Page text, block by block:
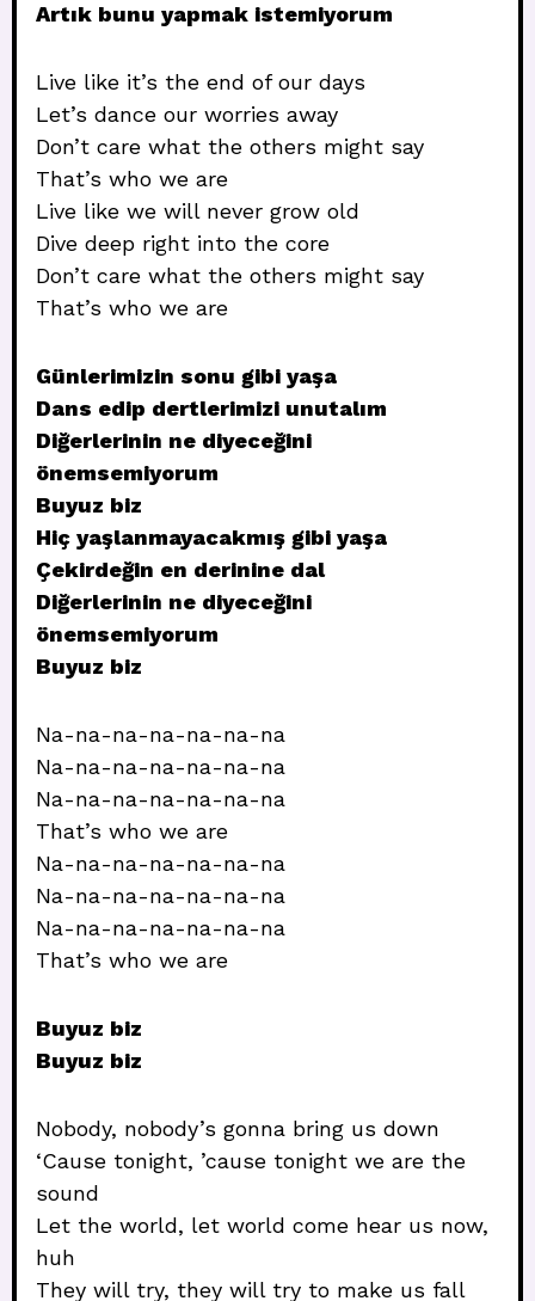
Artık bunu yapmak istemiyorum
Live like it’s the end of our days
Let’s dance our worries away
Don’t care what the others might say
That’s who we are
Live like we will never grow old
Dive deep right into the core
Don’t care what the others might say
That’s who we are
Günlerimizin sonu gibi yaşa
Dans edip dertlerimizi unutalım
Diğerlerinin ne diyeceğini
önemsemiyorum
Buyuz biz
Hiç yaşlanmayacakmış gibi yaşa
Çekirdeğin en derinine dal
Diğerlerinin ne diyeceğini
önemsemiyorum
Buyuz biz
Na-na-na-na-na-na-na
Na-na-na-na-na-na-na
Na-na-na-na-na-na-na
That’s who we are
Na-na-na-na-na-na-na
Na-na-na-na-na-na-na
Na-na-na-na-na-na-na
That’s who we are
Buyuz biz
Buyuz biz
Nobody, nobody’s gonna bring us down
‘Cause tonight, ’cause tonight we are the
sound
Let the world, let world come hear us now,
huh
They will try, they will try to make us fall